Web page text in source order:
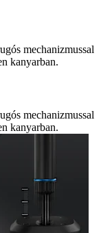
mechanizmussal
kanyarban.
mechanizmussal
kanyarban.